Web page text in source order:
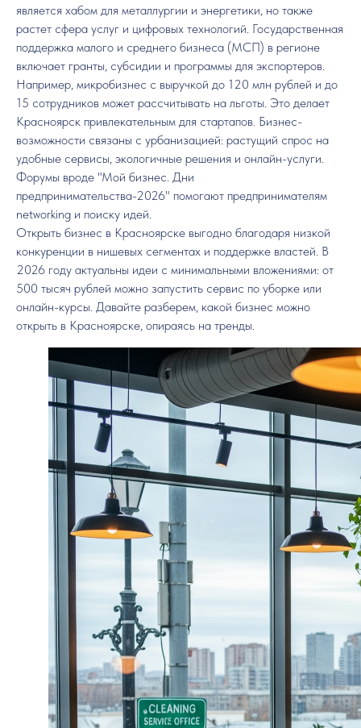
является хабом для металлургии и энергетики, но также
растет сфера услуг и цифровых технологий. Государственная
поддержка малого и среднего бизнеса (МСП) в регионе
включает гранты, субсидии и программы для экспортеров.
Например, микробизнес с выручкой до 120 млн рублей и до
15 сотрудников может рассчитывать на льготы. Это делает
Красноярск привлекательным для стартапов. Бизнес-
возможности связаны с урбанизацией: растущий спрос на
удобные сервисы, экологичные решения и онлайн-услуги.
Форумы вроде "Мой бизнес. Дни
предпринимательства-2026" помогают предпринимателям
networking и поиску идей.
Открыть бизнес в Красноярске выгодно благодаря низкой
конкуренции в нишевых сегментах и поддержке властей. В
2026 году актуальны идеи с минимальными вложениями: от
500 тысяч рублей можно запустить сервис по уборке или
онлайн-курсы. Давайте разберем, какой бизнес можно
открыть в Красноярске, опираясь на тренды.